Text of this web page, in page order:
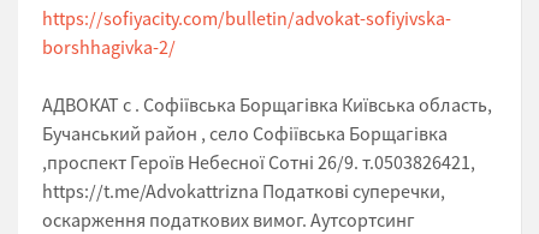
https://sofiyacity.com/bulletin/advokat-sofiyivska-
borshhagivka-2/
АДВОКАТ с . Софіївська Борщагівка Київська область,
Бучанський район , село Софіївська Борщагівка
,проспект Героїв Небесної Сотні 26/9. т.0503826421,
https://t.me/Advokattrizna Податкові суперечки,
оскарження податкових вимог. Аутсортсинг